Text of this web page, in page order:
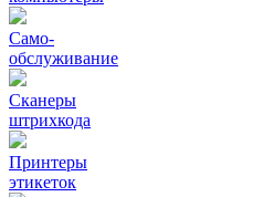
Само-
обслуживание
Сканеры
штрихкода
Принтеры
этикеток